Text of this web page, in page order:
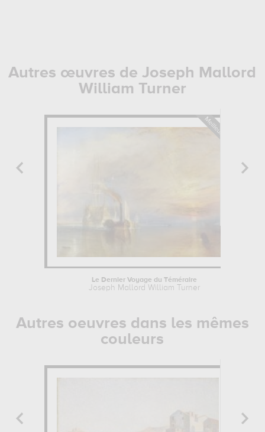
Autres œuvres de Joseph Mallord
William Turner
Le Dernier Voyage du Téméraire
Joseph Mallord William Turner
Autres oeuvres dans les mêmes
couleurs